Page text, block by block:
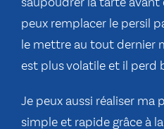
saupoudrer la tarte avant
peux remplacer le persil
le mettre au tout dernier
est plus volatile et il perd
Je peux aussi réaliser ma
simple et rapide grâce à